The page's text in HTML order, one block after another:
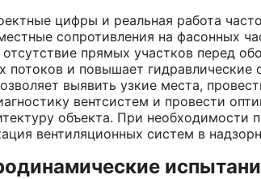
цифры и реальная работа
сопротивления на фасонных
прямых участков перед
потоков и повышает гидравлические
выявить узкие места,
вентсистем и провести
объекта. При необходимости
вентиляционных систем в